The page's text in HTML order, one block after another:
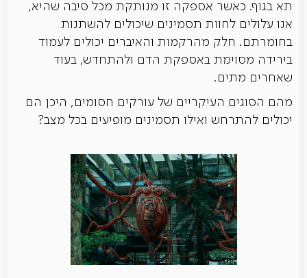
תא בגוף. כאשר אספקה ​​זו מנותקת מכל סיבה שהיא,
אנו עלולים לחוות תסמינים שיכולים להשתנות
בחומרתם. חלק מהרקמות והאיברים יכולים לעמוד
בירידה מסוימת באספקת הדם ולהתחדש, בעוד
שאחרים מתים.
מהם הסוגים העיקריים של עורקים חסומים, היכן הם
יכולים להתרחש ואילו תסמינים מופיעים בכל מצב?